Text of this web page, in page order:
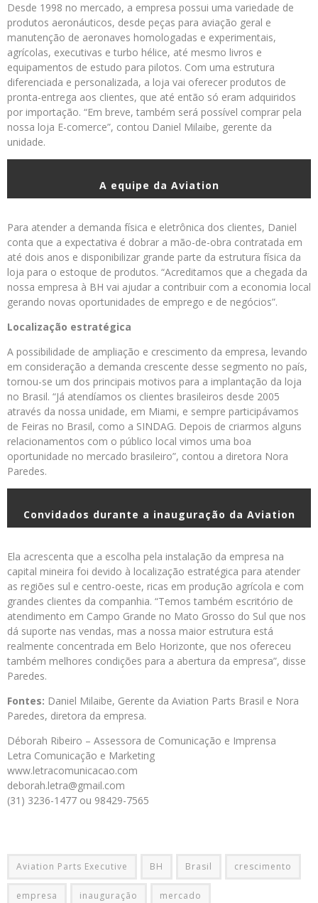
Desde 1998 no mercado, a empresa possui uma variedade de
produtos aeronáuticos, desde peças para aviação geral e
manutenção de aeronaves homologadas e experimentais,
agrícolas, executivas e turbo hélice, até mesmo livros e
equipamentos de estudo para pilotos. Com uma estrutura
diferenciada e personalizada, a loja vai oferecer produtos de
pronta-entrega aos clientes, que até então só eram adquiridos
por importação. “Em breve, também será possível comprar pela
nossa loja E-comerce”, contou Daniel Milaibe, gerente da
unidade.
A equipe da Aviation
Para atender a demanda física e eletrônica dos clientes, Daniel
conta que a expectativa é dobrar a mão-de-obra contratada em
até dois anos e disponibilizar grande parte da estrutura física da
loja para o estoque de produtos. “Acreditamos que a chegada da
nossa empresa à BH vai ajudar a contribuir com a economia local
gerando novas oportunidades de emprego e de negócios”.
Localização estratégica
A possibilidade de ampliação e crescimento da empresa, levando
em consideração a demanda crescente desse segmento no país,
tornou-se um dos principais motivos para a implantação da loja
no Brasil. “Já atendíamos os clientes brasileiros desde 2005
através da nossa unidade, em Miami, e sempre participávamos
de Feiras no Brasil, como a SINDAG. Depois de criarmos alguns
relacionamentos com o público local vimos uma boa
oportunidade no mercado brasileiro”, contou a diretora Nora
Paredes.
Convidados durante a inauguração da Aviation
Ela acrescenta que a escolha pela instalação da empresa na
capital mineira foi devido à localização estratégica para atender
as regiões sul e centro-oeste, ricas em produção agrícola e com
grandes clientes da companhia. “Temos também escritório de
atendimento em Campo Grande no Mato Grosso do Sul que nos
dá suporte nas vendas, mas a nossa maior estrutura está
realmente concentrada em Belo Horizonte, que nos ofereceu
também melhores condições para a abertura da empresa”, disse
Paredes.
Fontes: Daniel Milaibe, Gerente da Aviation Parts Brasil e Nora
Paredes, diretora da empresa.
Déborah Ribeiro – Assessora de Comunicação e Imprensa
Letra Comunicação e Marketing
www.letracomunicacao.com
deborah.letra@gmail.com
(31) 3236-1477 ou 98429-7565
Aviation Parts Executive BH Brasil crescimento
empresa inauguração mercado